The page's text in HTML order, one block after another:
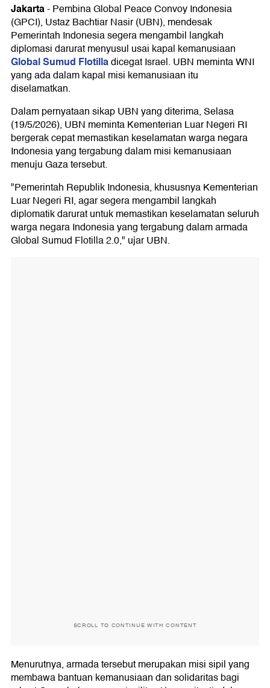
Jakarta-Pembina Global Peace Convoy Indonesia
(GPCI), Ustaz Bachtiar Nasir (UBN), mendesak
Pemerintah Indonesia segera mengambil langkah
diplomasi darurat menyusul usai kapal kemanusiaan
Global Sumud Flotilladicegat Israel. UBN meminta WNI
yang ada dalam kapal misi kemanusiaan itu
diselamatkan.
Dalam pernyataan sikap UBN yang diterima, Selasa
(19/5/2026), UBN meminta Kementerian Luar Negeri RI
bergerak cepat memastikan keselamatan warga negara
Indonesia yang tergabung dalam misi kemanusiaan
menuju Gaza tersebut.
"Pemerintah Republik Indonesia, khususnya Kementerian
Luar Negeri RI, agar segera mengambil langkah
diplomatik darurat untuk memastikan keselamatan seluruh
warga negara Indonesia yang tergabung dalam armada
Global Sumud Flotilla 2.0," ujar UBN.
SCROLL TO CONTINUE WITH CONTENT
Menurutnya, armada tersebut merupakan misi sipil yang
membawa bantuan kemanusiaan dan solidaritas bagi